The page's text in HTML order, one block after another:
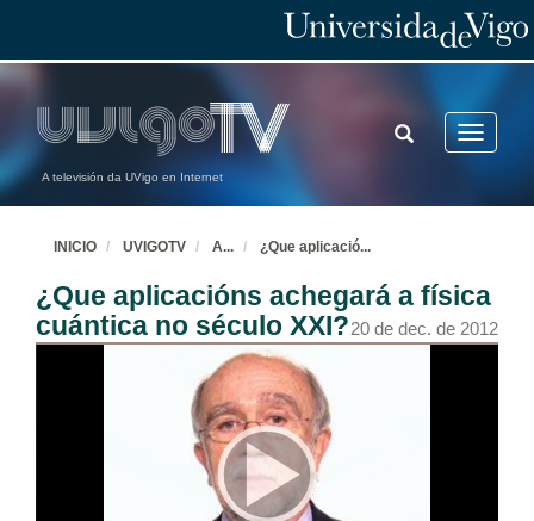
A televisión da UVigo en Internet
Toggle
TOGGLE
SEARCH
INICIO UVIGOTV A... ¿Que aplicació...
¿Que aplicacións achegará a física
cuántica no século XXI?20 de dec. de 2012